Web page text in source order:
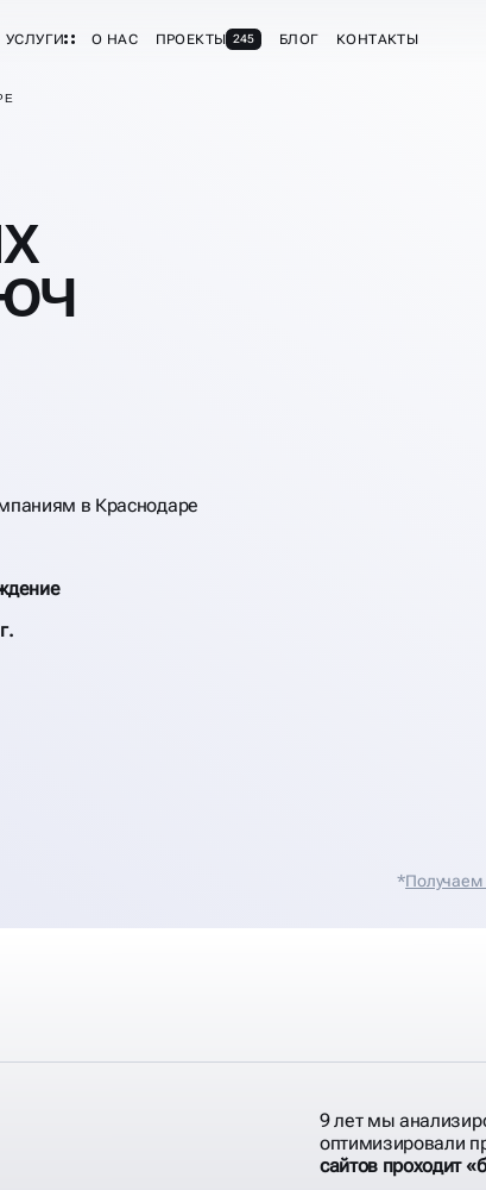
УСЛУГИ О НАС ПРОЕКТЫ 245 БЛОГ КОНТАКТЫ
в Краснодаре
*Получаем
9 лет мы
оптимизировали
сайтов проходит